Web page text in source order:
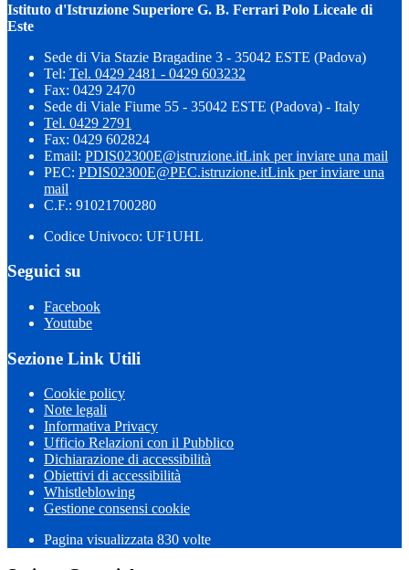
Istituto d'Istruzione Superiore G. B. Ferrari Polo Liceale di
Este
Sede di Via Stazie Bragadine 3 - 35042 ESTE (Padova)
Tel: Tel. 0429 2481 - 0429 603232
Fax: 0429 2470
Sede di Viale Fiume 55 - 35042 ESTE (Padova) - Italy
Tel. 0429 2791
Fax: 0429 602824
Email: PDIS02300E@istruzione.itLink per inviare una mail
PEC: PDIS02300E@PEC.istruzione.itLink per inviare una
mail
C.F.: 91021700280
Codice Univoco: UF1UHL
Seguici su
Facebook
Youtube
Sezione Link Utili
Cookie policy
Note legali
Informativa Privacy
Ufficio Relazioni con il Pubblico
Dichiarazione di accessibilità
Obiettivi di accessibilità
Whistleblowing
Gestione consensi cookie
Pagina visualizzata 830 volte